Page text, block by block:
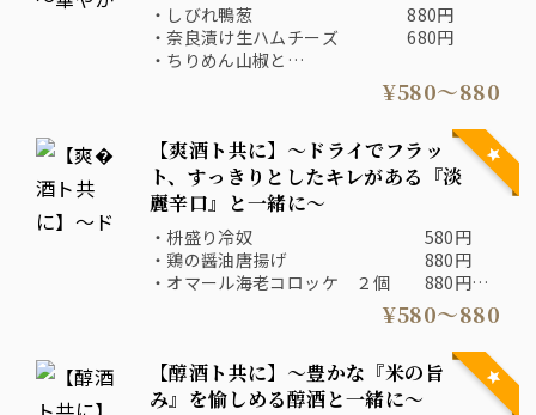
・しびれ鴨葱 880円
・奈良漬け生ハムチーズ 680円
・ちりめん山椒と
釜揚げシラスのサラダ 880円
・酒粕チーズのハムカツ 880円
・塩鮭のポテトサラダ 680円
・サバの檸檬〆 780円
・雪塩冷やしトマト 580円
¥580〜880
【爽酒ト共に】～ドライでフラッ
ト、すっきりとしたキレがある『淡
麗辛口』と一緒に～
・枡盛り冷奴 580円
・鶏の醤油唐揚げ 880円
・オマール海老コロッケ ２個 880円
・長芋の雲丹山葵醤油 580円
・紅天さつま揚げ 580円
・胡麻サバ 780円
¥580〜880
【醇酒ト共に】～豊かな『米の旨
み』を愉しめる醇酒と一緒に～